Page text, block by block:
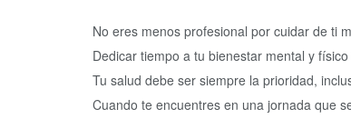
No eres menos profesional por cuidar de ti
Dedicar tiempo a tu bienestar mental y
Tu salud debe ser siempre la prioridad,
Cuando te encuentres en una jornada que